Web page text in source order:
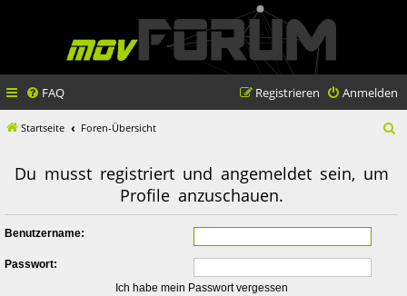
FAQ Anmelden
Registrieren
Startseite Foren-Übersicht
Du musst registriert und angemeldet sein, um
Profile anzuschauen.
Benutzername:
Passwort:
Ich habe mein Passwort vergessen